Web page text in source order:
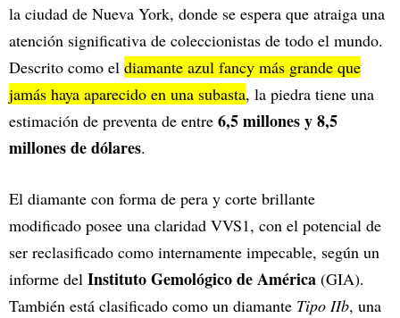
la ciudad de Nueva York, donde se espera que atraiga una
atención significativa de coleccionistas de todo el mundo.
Descrito como el diamante azul fancy más grande que
jamás haya aparecido en una subasta, la piedra tiene una
estimación de preventa de entre 6,5 millones y 8,5
millones de dólares.
El diamante con forma de pera y corte brillante
modificado posee una claridad VVS1, con el potencial de
ser reclasificado como internamente impecable, según un
informe del Instituto Gemológico de América (GIA).
También está clasificado como un diamante Tipo IIb, una